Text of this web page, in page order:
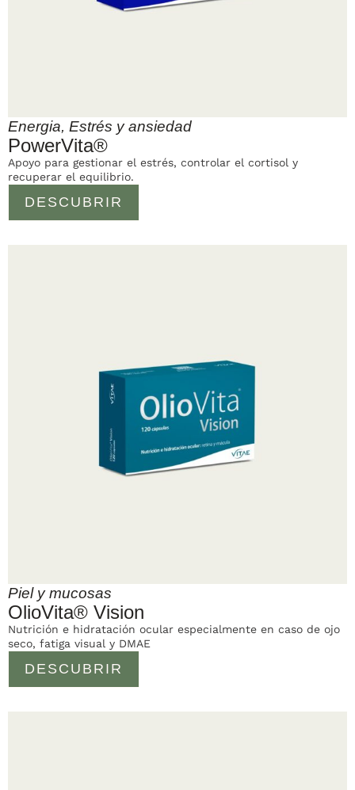
Energia, Estrés y ansiedad
PowerVita®
DESCUBRIR
Apoyo para gestionar el estrés, controlar el cortisol y
recuperar el equilibrio.
Piel y mucosas
OlioVita® Vision
DESCUBRIR
Nutrición e hidratación ocular especialmente en caso de ojo
seco, fatiga visual y DMAE